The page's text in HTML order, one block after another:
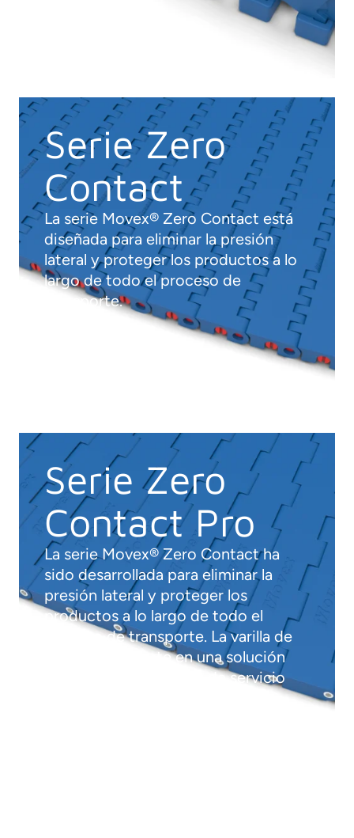
Serie Zero
Contact
La serie Movex® Zero Contact está
diseñada para eliminar la presión
lateral y proteger los productos a lo
largo de todo el proceso de
transporte.
Serie Zero
Contact Pro
La serie Movex® Zero Contact ha
sido desarrollada para eliminar la
presión lateral y proteger los
productos a lo largo de todo el
proceso de transporte. La varilla de
acero la convierte en una solución
ideal para aplicaciones de servicio